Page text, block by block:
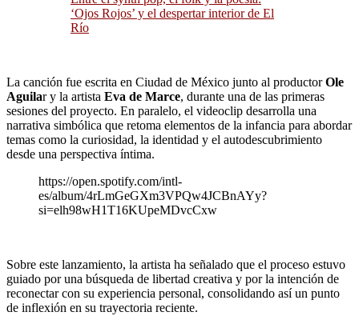
‘Ojos Rojos’ y el despertar interior de El
Río
La canción fue escrita en Ciudad de México junto al productorOle
Aguilar y la artista Eva de Marce, durante una de las primeras
sesiones del proyecto. En paralelo, el videoclip desarrolla una
narrativa simbólica que retoma elementos de la infancia para abordar
temas como la curiosidad, la identidad y el autodescubrimiento
desde una perspectiva íntima.
https://open.spotify.com/intl-
es/album/4rLmGeGXm3VPQw4JCBnAYy?
si=elh98wH1T16KUpeMDvcCxw
Sobre este lanzamiento, la artista ha señalado que el proceso estuvo
guiado por una búsqueda de libertad creativa y por la intención de
reconectar con su experiencia personal, consolidando así un punto
de inflexión en su trayectoria reciente.